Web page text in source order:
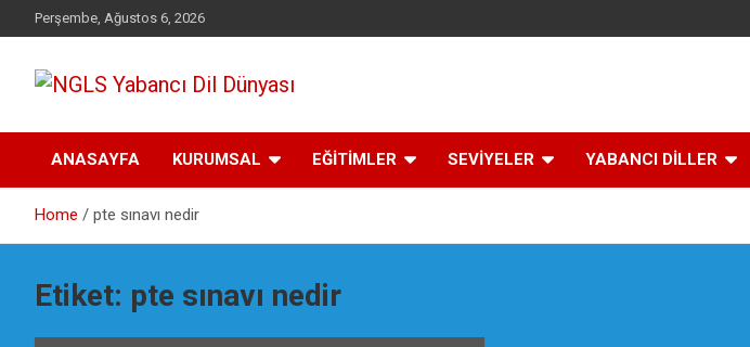
to
Perşembe, Ağustos 6, 2026
NGLS Yabancı Dil
Dünyası
ANASAYFA KURUMSAL EĞİTİMLER SEVİYELER YABANCI DİLLER
Home pte sınavı nedir
Etiket: pte sınavı nedir